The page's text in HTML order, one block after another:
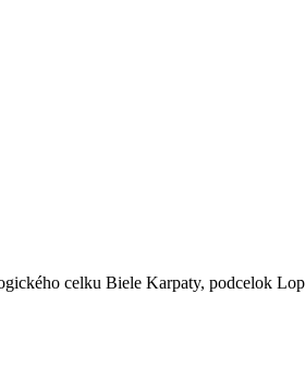
celku Biele Karpaty, podcelok